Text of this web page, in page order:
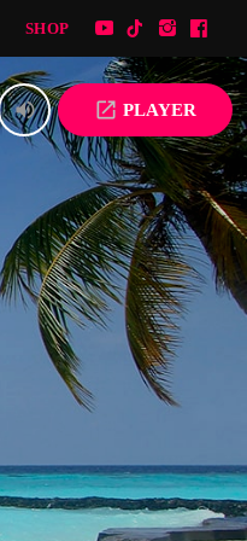
SHOP
volume_up open_in_new PLAYER